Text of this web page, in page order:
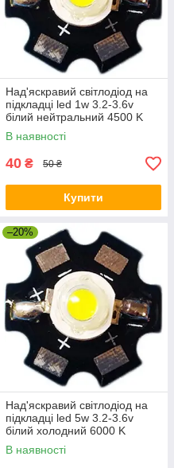
Над'яскравий світлодіод на
підкладці led 1w 3.2-3.6v
білий нейтральний 4500 K
В наявності
40 ₴ 50 ₴
Купити
–20%
Над'яскравий світлодіод на
підкладці led 5w 3.2-3.6v
білий холодний 6000 K
В наявності